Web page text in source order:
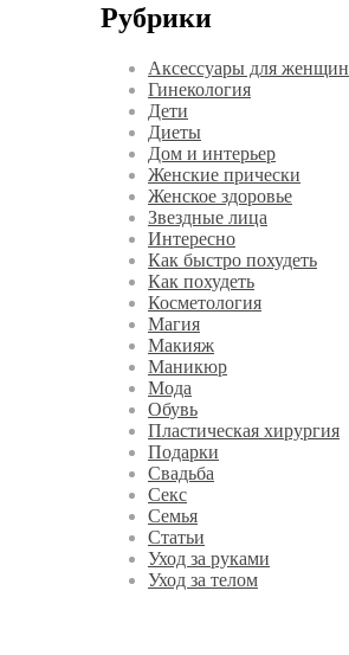
Рубрики
Аксессуары для женщин
Гинекология
Дети
Диеты
Дом и интерьер
Женские прически
Женское здоровье
Звездные лица
Интересно
Как быстро похудеть
Как похудеть
Косметология
Магия
Макияж
Маникюр
Мода
Обувь
Пластическая хирургия
Подарки
Свадьба
Секс
Семья
Статьи
Уход за руками
Уход за телом